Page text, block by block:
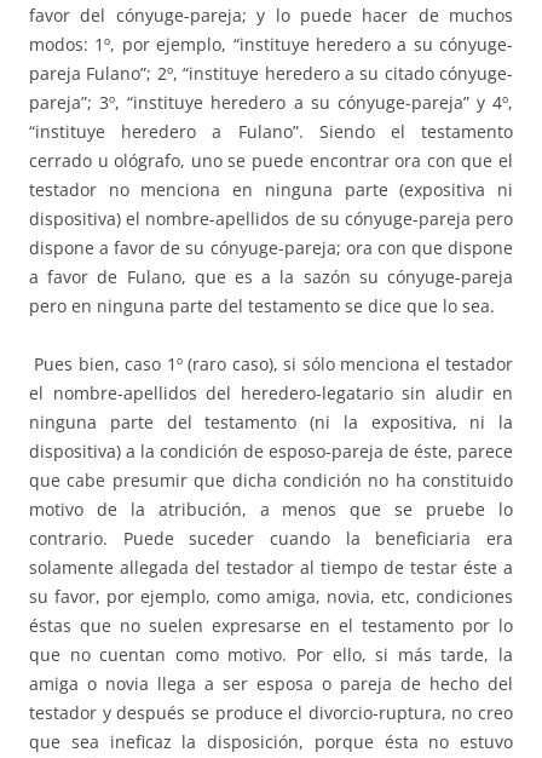
favor del cónyuge-pareja; y lo puede hacer de muchos
modos: 1º, por ejemplo, “instituye heredero a su cónyuge-
pareja Fulano”; 2º, “instituye heredero a su citado cónyuge-
pareja”; 3º, “instituye heredero a su cónyuge-pareja” y 4º,
“instituye heredero a Fulano”. Siendo el testamento
cerrado u ológrafo, uno se puede encontrar ora con que el
testador no menciona en ninguna parte (expositiva ni
dispositiva) el nombre-apellidos de su cónyuge-pareja pero
dispone a favor de su cónyuge-pareja; ora con que dispone
a favor de Fulano, que es a la sazón su cónyuge-pareja
pero en ninguna parte del testamento se dice que lo sea.
Pues bien, caso 1º (raro caso), si sólo menciona el testador
el nombre-apellidos del heredero-legatario sin aludir en
ninguna parte del testamento (ni la expositiva, ni la
dispositiva) a la condición de esposo-pareja de éste, parece
que cabe presumir que dicha condición no ha constituido
motivo de la atribución, a menos que se pruebe lo
contrario. Puede suceder cuando la beneficiaria era
solamente allegada del testador al tiempo de testar éste a
su favor, por ejemplo, como amiga, novia, etc, condiciones
éstas que no suelen expresarse en el testamento por lo
que no cuentan como motivo. Por ello, si más tarde, la
amiga o novia llega a ser esposa o pareja de hecho del
testador y después se produce el divorcio-ruptura, no creo
que sea ineficaz la disposición, porque ésta no estuvo